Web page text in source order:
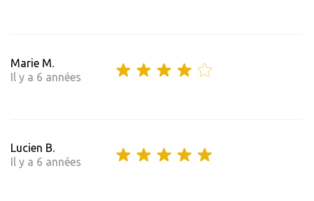
Marie M.
Il y a 6 années
Lucien B.
Il y a 6 années